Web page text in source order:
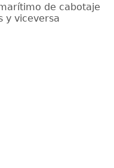
de cabotaje
y viceversa